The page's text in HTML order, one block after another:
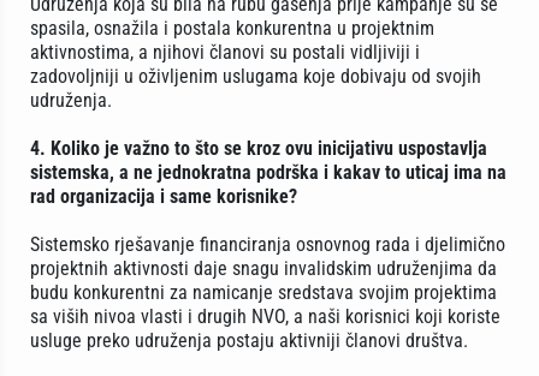
spasila, osnažila i postala konkurentna u projektnim
aktivnostima, a njihovi članovi su postali vidljiviji i
zadovoljniji u oživljenim uslugama koje dobivaju od svojih
udruženja.
4. Koliko je važno to što se kroz ovu inicijativu uspostavlja
sistemska, a ne jednokratna podrška i kakav to uticaj ima na
rad organizacija i same korisnike?
Sistemsko rješavanje financiranja osnovnog rada i djelimično
projektnih aktivnosti daje snagu invalidskim udruženjima da
budu konkurentni za namicanje sredstava svojim projektima
sa viših nivoa vlasti i drugih NVO, a naši korisnici koji koriste
usluge preko udruženja postaju aktivniji članovi društva.